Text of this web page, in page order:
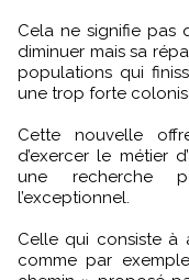
Cela ne signifie pas
diminuer mais sa
populations qui
une trop forte
Cette nouvelle
d’exercer le métier
une recherche
l’exceptionnel.
Celle qui consiste à
comme par